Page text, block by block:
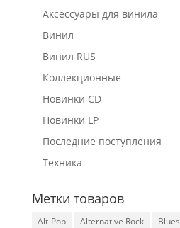
Аксессуары для винила
Винил
Винил RUS
Коллекционные
Новинки CD
Новинки LP
Последние поступления
Техника
Метки товаров
Alt-Pop Alternative Rock Blues